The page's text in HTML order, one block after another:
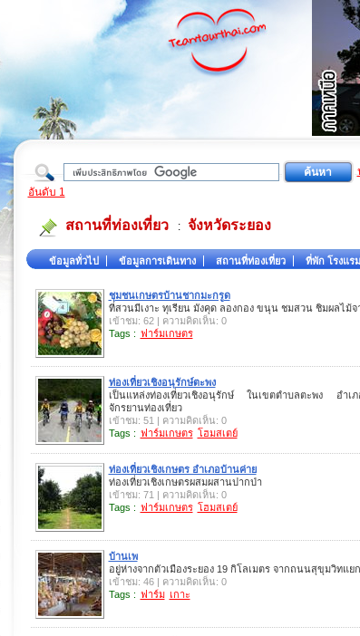
อันดับ 1
สถานที่ท่องเที่ยว : จังหวัดระยอง
ข้อมูลทั่วไป ข้อมูลการเดินทาง สถานที่ท่องเที่ยว ที่พัก โรงแร
ชุมชนเกษตรบ้านชากมะกรูด
ที่สวนมีเงาะ ทุเรียน มังคุด ลองกอง ขนุน ชมสวน ชิมผลไม้
เข้าชม: 62 | ความคิดเห็น: 0
Tags : ฟาร์มเกษตร
ท่องเที่ยวเชิงอนุรักษ์ตะพง
เป็นแหล่งท่องเที่ยวเชิงอนุรักษ์ ในเขตตำบลตะพง อำเ
จักรยานท่องเที่ยว
เข้าชม: 51 | ความคิดเห็น: 0
Tags : ฟาร์มเกษตร โฮมสเตย์
ท่องเที่ยวเชิงเกษตร อำเภอบ้านค่าย
ท่องเที่ยวเชิงเกษตรผสมผสานปากป่า
เข้าชม: 71 | ความคิดเห็น: 0
Tags : ฟาร์มเกษตร โฮมสเตย์
บ้านเพ
อยู่ห่างจากตัวเมืองระยอง 19 กิโลเมตร จากถนนสุขุมวิทแย
เข้าชม: 46 | ความคิดเห็น: 0
Tags : ฟาร์ม เกาะ